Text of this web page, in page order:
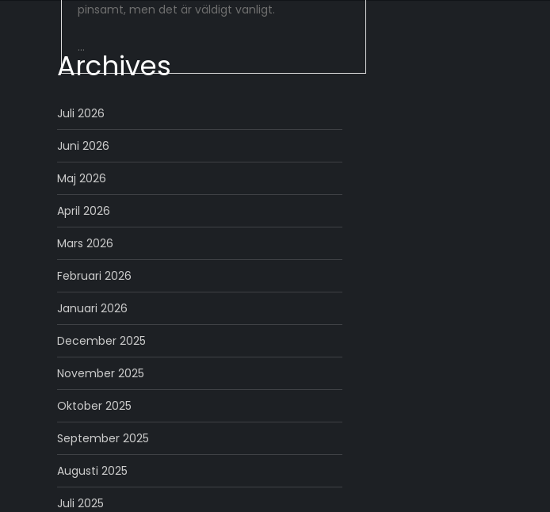
pinsamt, men det är väldigt vanligt.
…
Archives
Juli 2026
Juni 2026
Maj 2026
April 2026
Mars 2026
Februari 2026
Januari 2026
December 2025
November 2025
Oktober 2025
September 2025
Augusti 2025
Juli 2025